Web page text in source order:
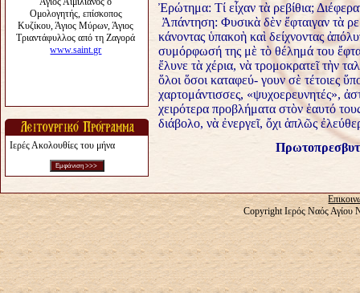
Ιερές Ακολουθίες του μήνα
Ἐρώτημα: Τί εἶχαν τὰ ρεβίθια;
Ἀπάντηση: Φυσικὰ δὲν ἔφταιγαν τὰ
κάνοντας ὑπακοὴ καὶ δείχνοντας
συμόρφωσή της μὲ τὸ θέλημά του
ἔλυνε τὰ χέρια, νὰ τρομοκρατεῖ τὴν
ὅλοι ὅσοι καταφεύ- γουν σὲ τέτοιες
χαρτομάντισσες, «ψυχοερευνητές»,
χειρότερα προβλήματα στὸν ἑαυτό
διάβολο, νὰ ἐνεργεῖ, ὄχι ἁπλῶς
Copyright Ιερός Ναός Αγίου